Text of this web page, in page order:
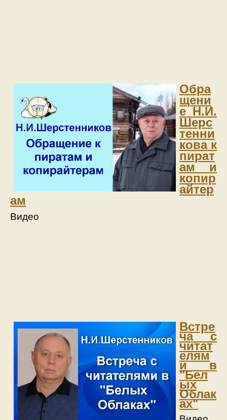
Обра
щени
е Н.И.
Шерс
тенни
кова к
пират
ам и
копир
айтер
ам
Видео
Встре
ча с
читат
елям
и в
"Бел
ых
Облак
ах"